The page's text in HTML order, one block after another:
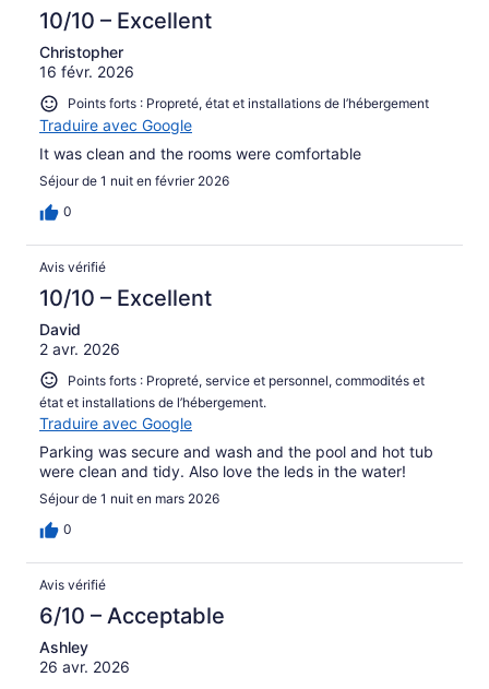
10/10 – Excellent
Christopher
16 févr. 2026
Points forts : Propreté, état et installations de l’hébergement
Traduire avec Google
It was clean and the rooms were comfortable
Séjour de 1 nuit en février 2026
0
Avis vérifié
10/10 – Excellent
David
2 avr. 2026
Points forts : Propreté, service et personnel, commodités et
état et installations de l’hébergement.
Traduire avec Google
Parking was secure and wash and the pool and hot tub
were clean and tidy. Also love the leds in the water!
Séjour de 1 nuit en mars 2026
0
Avis vérifié
6/10 – Acceptable
Ashley
26 avr. 2026